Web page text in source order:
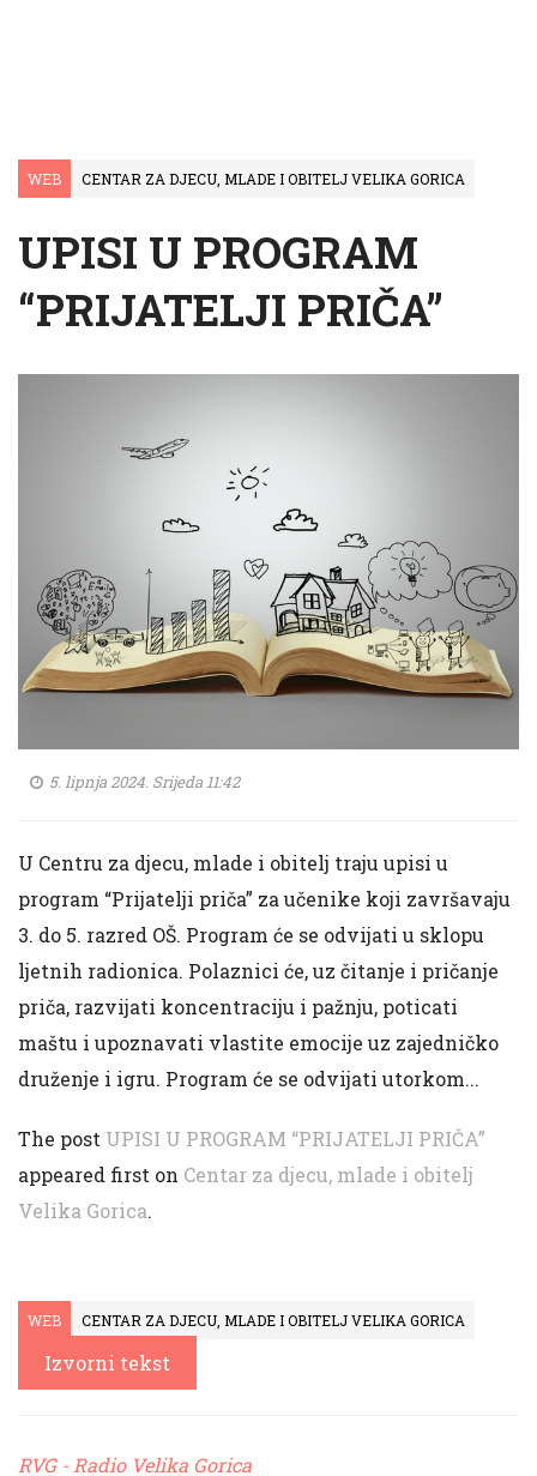
WEB CENTAR ZA DJECU, MLADE I OBITELJ VELIKA GORICA
UPISI U PROGRAM
“PRIJATELJI PRIČA”
5. lipnja 2024. Srijeda 11:42
U Centru za djecu, mlade i obitelj traju upisi u
program “Prijatelji priča” za učenike koji završavaju
3. do 5. razred OŠ. Program će se odvijati u sklopu
ljetnih radionica. Polaznici će, uz čitanje i pričanje
priča, razvijati koncentraciju i pažnju, poticati
maštu i upoznavati vlastite emocije uz zajedničko
druženje i igru. Program će se odvijati utorkom...
The post UPISI U PROGRAM “PRIJATELJI PRIČA”
appeared first on Centar za djecu, mlade i obitelj
Velika Gorica.
WEB CENTAR ZA DJECU, MLADE I OBITELJ VELIKA GORICA
Izvorni tekst
RVG - Radio Velika Gorica